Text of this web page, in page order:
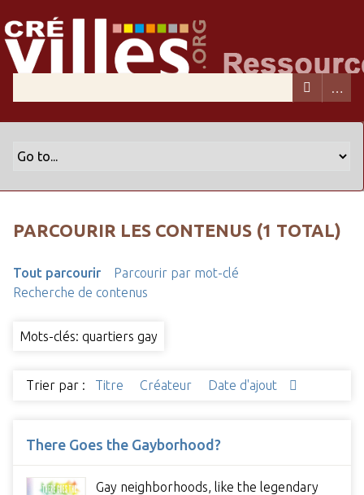
PARCOURIR LES CONTENUS (1 TOTAL)
Tout parcourir
Parcourir par mot-clé
Recherche de contenus
Mots-clés: quartiers gay
Trier par : Titre Créateur Date d'ajout
There Goes the Gayborhood?
Gay neighborhoods, like the legendary